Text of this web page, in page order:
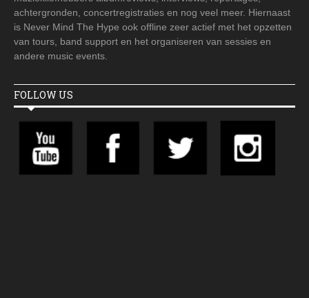
achtergronden, concertregistraties en nog veel meer. Hiernaast
is Never Mind The Hype ook offline zeer actief met het opzetten
van tours, band support en het organiseren van sessies en
andere music events.
FOLLOW US